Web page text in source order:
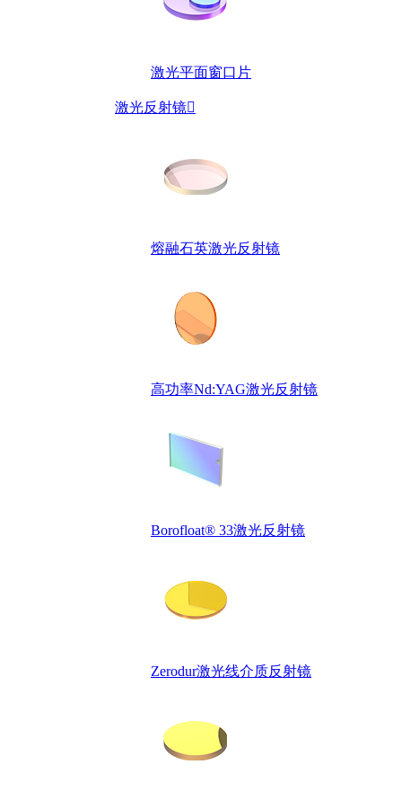
激光平面窗口片
激光反射镜
熔融石英激光反射镜
高功率Nd:YAG激光反射镜
Borofloat® 33激光反射镜
Zerodur激光线介质反射镜